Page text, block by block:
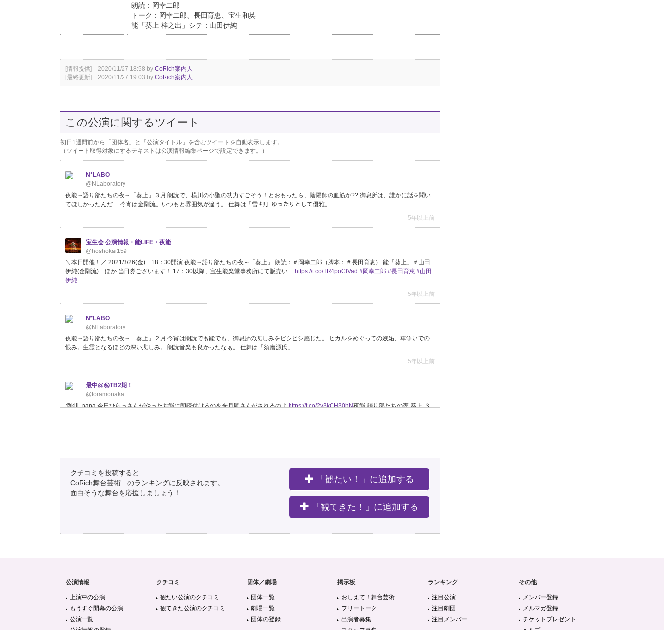
朗読：岡幸二郎
トーク：岡幸二郎、長田育恵、宝生和英
能「葵上 梓之出」シテ：山田伊純
[情報提供] 2020/11/27 18:58 by CoRich案内人
[最終更新] 2020/11/27 19:03 by CoRich案内人
この公演に関するツイート
初日1週間前から「団体名」と「公演タイトル」を含むツイートを自動表示します。
（ツイート取得対象にするテキストは公演情報編集ページで設定できます。）
N*LABO
@NLaboratory
夜能～語り部たちの夜～「葵上」３月 朗読で、横川の小聖の功力すごそう！とおもったら、陰陽師の血筋か?? 御息所は、誰かに話を聞い
てほしかったんだ… 今宵は金剛流。いつもと雰囲気が違う。 仕舞は「雪 ｷﾘ」ゆったりとして優雅。
5年以上前
宝生会 公演情報・能LIFE・夜能
@hoshokai159
＼本日開催！／ 2021/3/26(金) 18：30開演 夜能～語り部たちの夜～「葵上」 朗読：＃岡幸二郎（脚本：＃長田育恵） 能「葵上」＃山田
伊純(金剛流) ほか 当日券ございます！ 17：30以降、宝生能楽堂事務所にて販売い… https://t.co/TR4poClVad #岡幸二郎 #長田育恵 #山田
伊純
5年以上前
N*LABO
@NLaboratory
夜能～語り部たちの夜～「葵上」２月 今宵は朗読でも能でも、御息所の悲しみをビシビシ感じた。 ヒカルをめぐっての嫉妬、車争いでの
恨み。生霊となるほどの深い悲しみ。 朗読音楽も良かったなぁ。 仕舞は「須磨源氏」
5年以上前
最中@㊗️TB2期！
@toramonaka
@kiji_nana 今日ひらっさんがやったお能に朗読付けるのを来月岡さんがされるのよhttps://t.co/2v3kCH30hN夜能-語り部たちの夜-葵上-３
「夜能〜語り部たちの夜〜『葵上』」いとうせいこう×長田育恵 対談 - ステージナタリー 特集・インタビュー
5年以上前
クチコミを投稿すると
CoRich舞台芸術！のランキングに反映されます。
面白そうな舞台を応援しましょう！
「観たい！」に追加する
「観てきた！」に追加する
公演情報
上演中の公演
もうすぐ開幕の公演
公演一覧
クチコミ
観たい公演のクチコミ
観てきた公演のクチコミ
団体／劇場
団体一覧
劇場一覧
団体の登録
掲示板
おしえて！舞台芸術
フリートーク
出演者募集
ランキング
注目公演
注目劇団
注目メンバー
その他
メンバー登録
メルマガ登録
チケットプレゼント